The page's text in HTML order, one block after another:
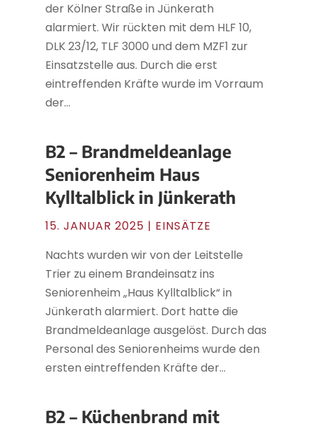
der Kölner Straße in Jünkerath
alarmiert. Wir rückten mit dem HLF 10,
DLK 23/12, TLF 3000 und dem MZF1 zur
Einsatzstelle aus. Durch die erst
eintreffenden Kräfte wurde im Vorraum
der...
B2 – Brandmeldeanlage
Seniorenheim Haus
Kylltalblick in Jünkerath
15. JANUAR 2025 | EINSÄTZE
Nachts wurden wir von der Leitstelle
Trier zu einem Brandeinsatz ins
Seniorenheim „Haus Kylltalblick“ in
Jünkerath alarmiert. Dort hatte die
Brandmeldeanlage ausgelöst. Durch das
Personal des Seniorenheims wurde den
ersten eintreffenden Kräfte der...
B2 – Küchenbrand mit